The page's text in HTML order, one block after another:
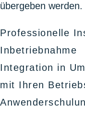
übergeben werden.
Professionelle
Inbetriebnahme
Integration in
mit Ihren